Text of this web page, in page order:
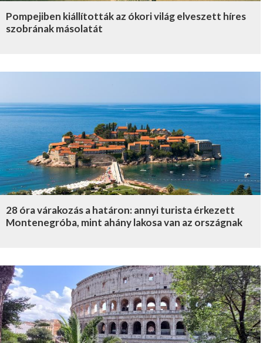
Pompejiben kiállították az ókori világ elveszett híres
szobrának másolatát
28 óra várakozás a határon: annyi turista érkezett
Montenegróba, mint ahány lakosa van az országnak